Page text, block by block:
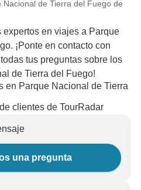
Nacional de Tierra del Fuego de
en viajes a Parque
¡Ponte en contacto con
tus preguntas sobre los
de Tierra del Fuego!
en Parque Nacional de Tierra
clientes de TourRadar
una pregunta